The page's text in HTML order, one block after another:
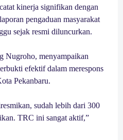
kinerja signifikan dengan
pengaduan masyarakat
sejak resmi diluncurkan.
Nugroho, menyampaikan
efektif dalam merespons
Pekanbaru.
sudah lebih dari 300
TRC ini sangat aktif,”